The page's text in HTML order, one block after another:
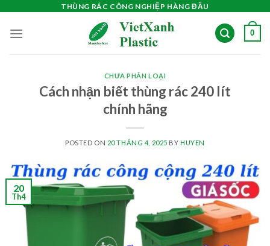
content
THÙNG RÁC CÔNG NGHIỆP HÀNG ĐẦU
0
CHƯA PHÂN LOẠI
Cách nhận biết thùng rác 240 lít
chính hãng
POSTED ON 20 THÁNG 4, 2025 BY HUYEN
20
Th4